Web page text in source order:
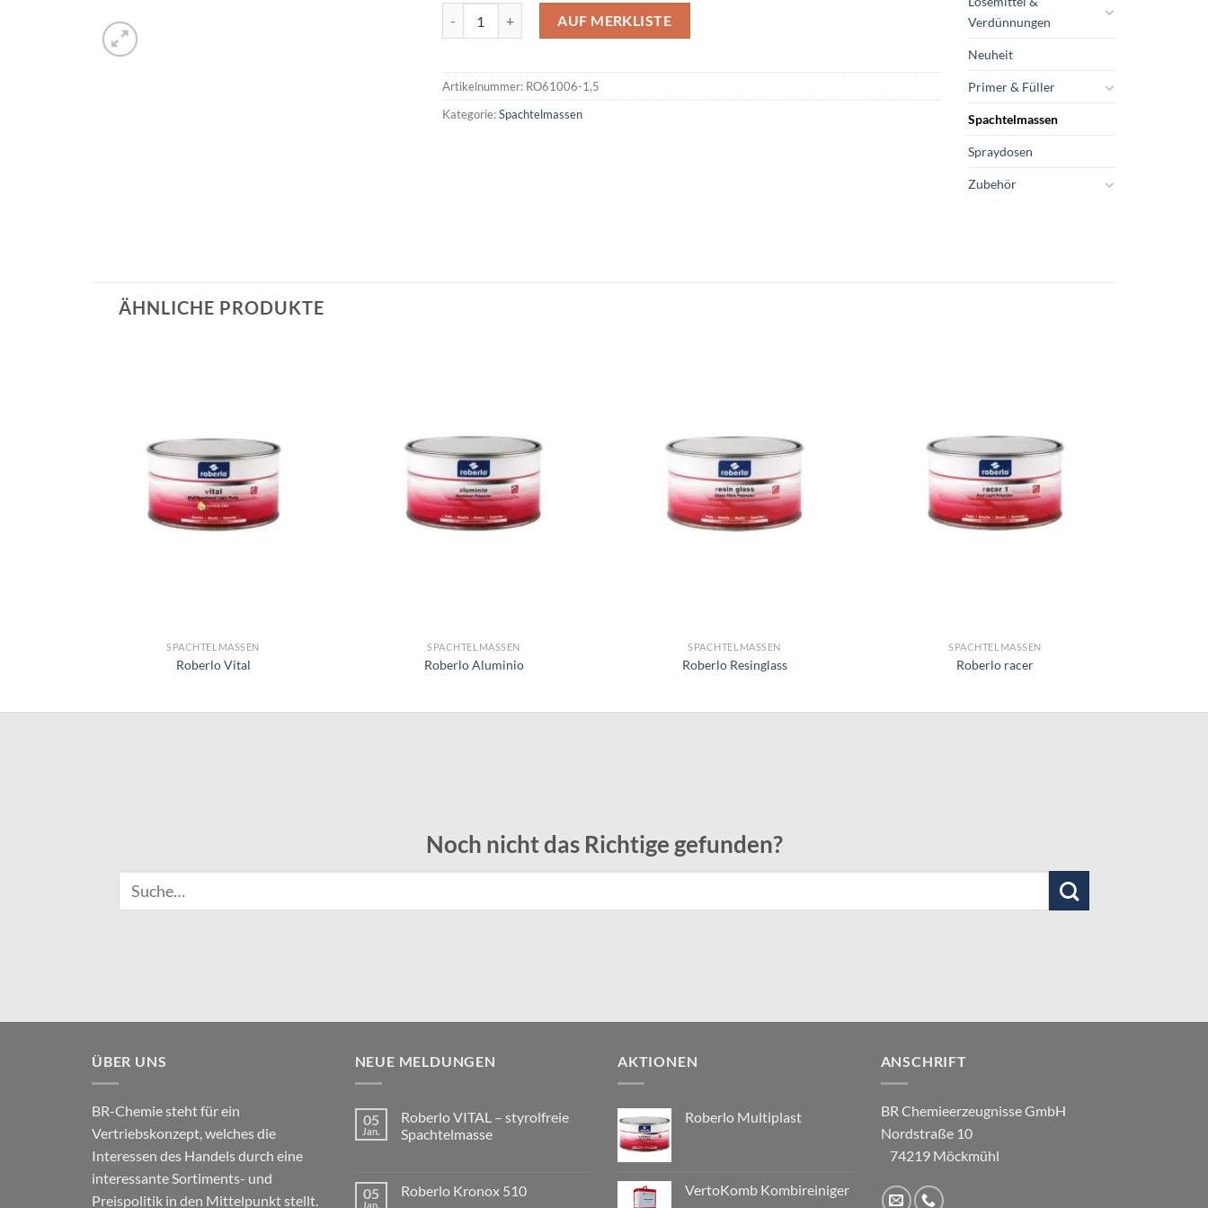
AUF MERKLISTE
Artikelnummer: RO61006-1,5
Kategorie:Spachtelmassen
Verdünnungen
Neuheit
Primer & Füller
Spachtelmassen
Spraydosen
Zubehör
ÄHNLICHE PRODUKTE
SPACHTELMASSEN
Roberlo Vital
SPACHTELMASSEN
Roberlo Aluminio
SPACHTELMASSEN
Roberlo Resinglass
SPACHTELMASSEN
Roberlo racer
Noch nicht das Richtige gefunden?
Suche
ÜBER UNS
BR-Chemie steht für ein
Vertriebskonzept, welches die
Interessen des Handels durch eine
interessante Sortiments- und
Preispolitik in den Mittelpunkt stellt.
NEUE MELDUNGEN
05
Jan.
Roberlo VITAL – styrolfreie
Spachtelmasse
05
Jan.
Roberlo Kronox 510
AKTIONEN
Roberlo Multiplast
VertoKomb Kombireiniger
ANSCHRIFT
BR Chemieerzeugnisse GmbH
Nordstraße 10
74219 Möckmühl